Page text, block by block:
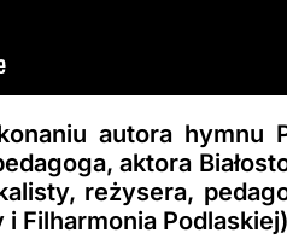
autora hymnu
aktora
reżysera,
Filharmonia Podlaskiej)